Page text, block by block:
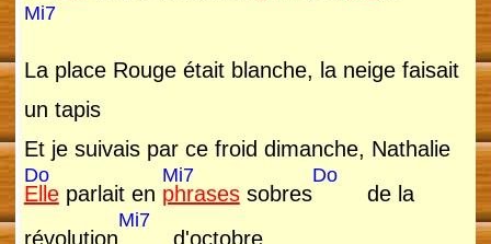
Mi7
La place Rouge était blanche, la neige faisait
un tapis
Et je suivais par ce froid dimanche, Nathalie
Do
Elleparlait en
Mi7
phrasessobres
Do
de la
révolution
Mi7
d'octobre